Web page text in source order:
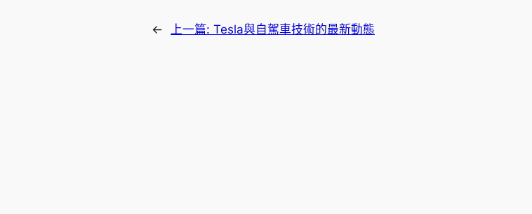
← 上一篇: Tesla與自駕車技術的最新動態